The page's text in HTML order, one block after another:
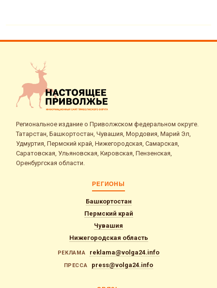
Региональное издание о Приволжском федеральном округе.
Татарстан, Башкортостан, Чувашия, Мордовия, Марий Эл,
Удмуртия, Пермский край, Нижегородская, Самарская,
Саратовская, Ульяновская, Кировская, Пензенская,
Оренбургская области.
РЕГИОНЫ
Башкортостан
Пермский край
Чувашия
Нижегородская область
РЕКЛАМА reklama@volga24.info
ПРЕССА press@volga24.info